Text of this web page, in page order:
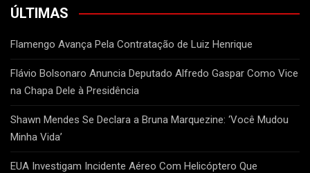
ÚLTIMAS
Flamengo Avança Pela Contratação de Luiz Henrique
Flávio Bolsonaro Anuncia Deputado Alfredo Gaspar Como Vice
na Chapa Dele à Presidência
Shawn Mendes Se Declara a Bruna Marquezine: ‘Você Mudou
Minha Vida’
EUA Investigam Incidente Aéreo Com Helicóptero Que